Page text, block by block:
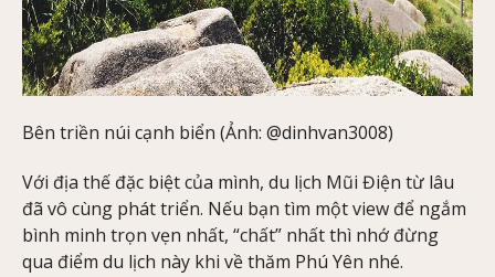
Bên triền núi cạnh biển (Ảnh: @dinhvan3008)
Với địa thế đặc biệt của mình, du lịch Mũi Điện từ lâu
đã vô cùng phát triển. Nếu bạn tìm một view để ngắm
bình minh trọn vẹn nhất, “chất” nhất thì nhớ đừng
qua điểm du lịch này khi về thăm Phú Yên nhé.